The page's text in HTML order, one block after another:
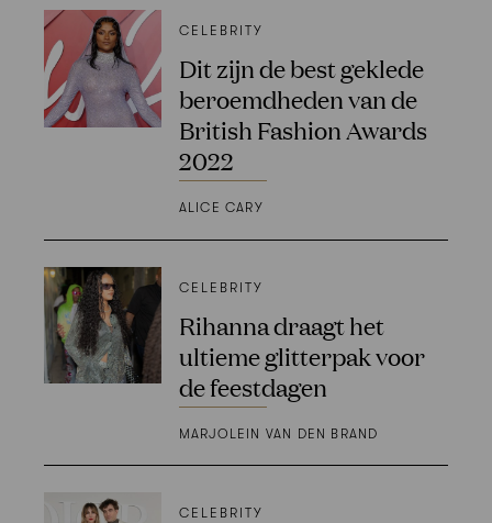
CELEBRITY
Dit zijn de best geklede
beroemdheden van de
British Fashion Awards
2022
ALICE CARY
CELEBRITY
Rihanna draagt het
ultieme glitterpak voor
de feestdagen
MARJOLEIN VAN DEN BRAND
CELEBRITY